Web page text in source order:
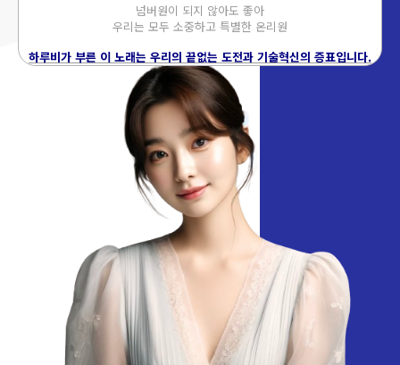
넘버원이 되지 않아도 좋아
우리는 모두 소중하고 특별한 온리원
하루비가 부른 이 노래는 우리의 끝없는 도전과 기술혁신의 증표입니다.